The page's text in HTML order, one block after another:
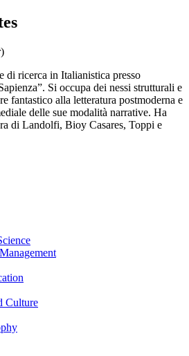
di ricerca in Italianistica presso
Si occupa dei nessi strutturali e
fantastico alla letteratura postmoderna e
delle sue modalità narrative. Ha
di Landolfi, Bioy Casares, Toppi e
Culture